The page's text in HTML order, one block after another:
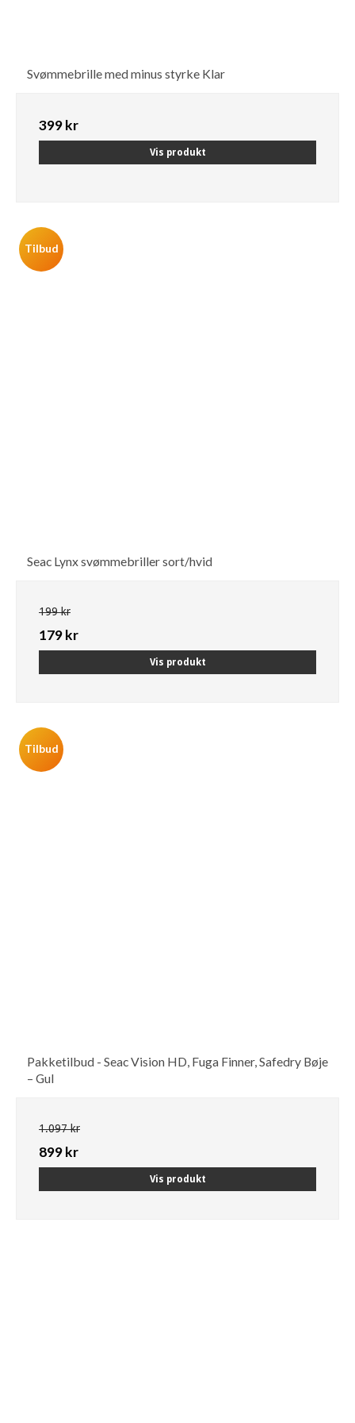
Svømmebrille med minus styrke Klar
399 kr
Vis produkt
Tilbud
Seac Lynx svømmebriller sort/hvid
199 kr
179 kr
Vis produkt
Tilbud
Pakketilbud - Seac Vision HD, Fuga Finner, Safedry Bøje
– Gul
1.097 kr
899 kr
Vis produkt